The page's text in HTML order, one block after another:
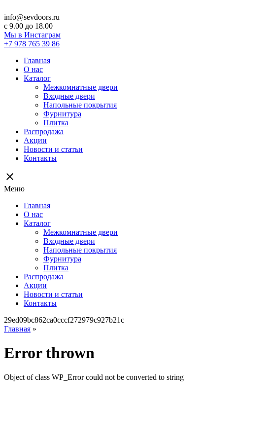
info@sevdoors.ru
c 9.00 до 18.00
Мы в Инстаграм
+7 978 765 39 86
Главная
О нас
Каталог
Межкомнатные двери
Входные двери
Напольные покрытия
Фурнитура
Плитка
Распродажа
Акции
Новости и статьи
Контакты
close
Меню
Главная
О нас
Каталог
Межкомнатные двери
Входные двери
Напольные покрытия
Фурнитура
Плитка
Распродажа
Акции
Новости и статьи
Контакты
29ed09bc862ca0cccf272979c927b21c
Главная »
Error thrown
Object of class WP_Error could not be converted to string